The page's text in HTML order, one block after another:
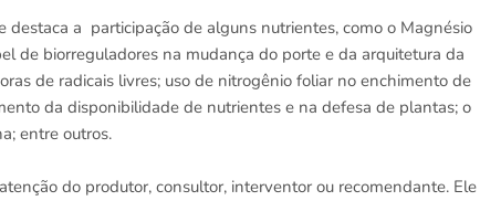
destaca a participação de alguns nutrientes, como o Magnésio
de biorreguladores na mudança do porte e da arquitetura da
de radicais livres; uso de nitrogênio foliar no enchimento de
da disponibilidade de nutrientes e na defesa de plantas; o
entre outros.
do produtor, consultor, interventor ou recomendante. Ele